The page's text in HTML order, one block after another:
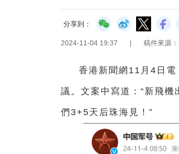
分享到：
2024-11-04 19:37 | 稿件來源
香港新聞網11月4日
議。文案中寫道：“新飛
們3+5天后珠海見！”